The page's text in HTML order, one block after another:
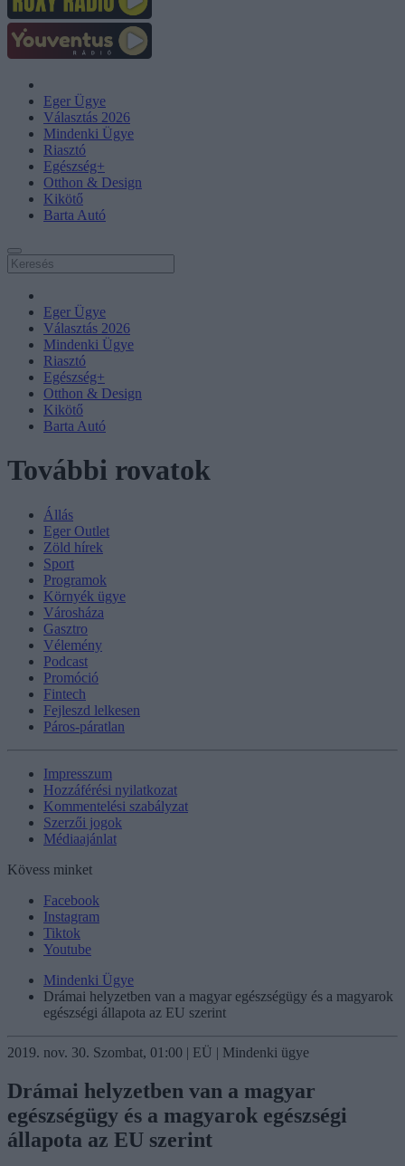
Eger Ügye
Választás 2026
Mindenki Ügye
Riasztó
Egészség+
Otthon & Design
Kikötő
Barta Autó
Eger Ügye
Választás 2026
Mindenki Ügye
Riasztó
Egészség+
Otthon & Design
Kikötő
Barta Autó
További rovatok
Állás
Eger Outlet
Zöld hírek
Sport
Programok
Környék ügye
Városháza
Gasztro
Vélemény
Podcast
Promóció
Fintech
Fejleszd lelkesen
Páros-páratlan
Impresszum
Hozzáférési nyilatkozat
Kommentelési szabályzat
Szerzői jogok
Médiaajánlat
Kövess minket
Facebook
Instagram
Tiktok
Youtube
Mindenki Ügye
Drámai helyzetben van a magyar egészségügy és a magyarok
egészségi állapota az EU szerint
2019. nov. 30. Szombat, 01:00 | EÜ | Mindenki ügye
Drámai helyzetben van a magyar
egészségügy és a magyarok egészségi
állapota az EU szerint